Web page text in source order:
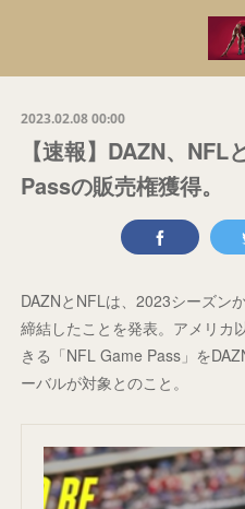
2023.02.08 00:00
【速報】DAZN、
Passの販売権獲得。
DAZNとNFLは、2023シーズン
締結したことを発表。アメリカ
きる「NFL Game Pass」を
ーバルが対象とのこと。